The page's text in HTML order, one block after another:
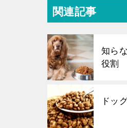
関連記事
知ら
役割
ドッ